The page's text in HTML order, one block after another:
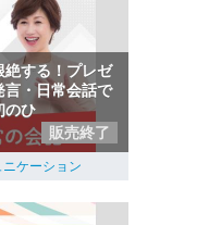
絶する！プレゼ
言・日常会話で
のひ
販売終了
ケーション